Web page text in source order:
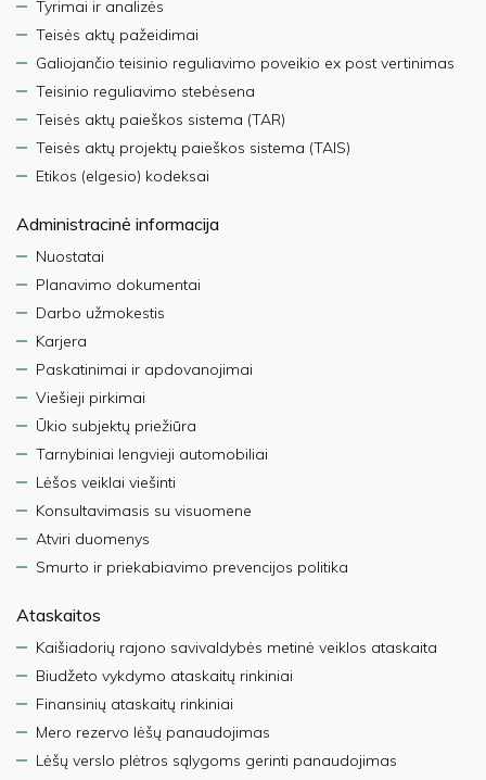
Tyrimai ir analizės
Teisės aktų pažeidimai
Galiojančio teisinio reguliavimo poveikio ex post vertinimas
Teisinio reguliavimo stebėsena
Teisės aktų paieškos sistema (TAR)
Teisės aktų projektų paieškos sistema (TAIS)
Etikos (elgesio) kodeksai
Administracinė informacija
Nuostatai
Planavimo dokumentai
Darbo užmokestis
Karjera
Paskatinimai ir apdovanojimai
Viešieji pirkimai
Ūkio subjektų priežiūra
Tarnybiniai lengvieji automobiliai
Lėšos veiklai viešinti
Konsultavimasis su visuomene
Atviri duomenys
Smurto ir priekabiavimo prevencijos politika
Ataskaitos
Kaišiadorių rajono savivaldybės metinė veiklos ataskaita
Biudžeto vykdymo ataskaitų rinkiniai
Finansinių ataskaitų rinkiniai
Mero rezervo lėšų panaudojimas
Lėšų verslo plėtros sąlygoms gerinti panaudojimas